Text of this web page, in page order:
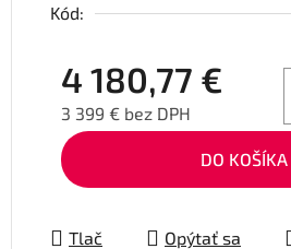
Kód:
4 180,77 €
3 399 € bez DPH
Jednotková cena:
DO KOŠÍKA
Tlač Opýtať sa